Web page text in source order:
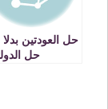
حل العودتين
حل